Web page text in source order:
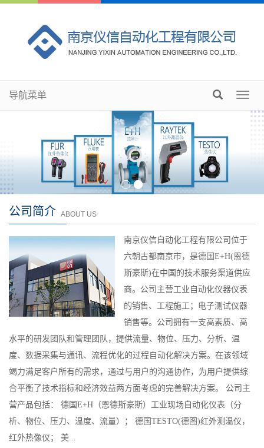
导航菜单
公司简介 ABOUT US
南京仪信自动化工程有限公司位于
六朝古都南京市，是德国E+H(恩德
斯豪斯)在中国的技术服务渠道供应
商。公司主营工业自动化仪器仪表
的销售、工程施工；电子测试仪器
销售等。公司拥有一支高素质、高
水平的研发团队和管理团队，提供流量、物位、压力、分析、温
度、数据采集与通讯、流程优化的过程自动化解决方案。在该领域
竭力满足客户所有的需求，通过与用户的沟通协作，为用户提供综
合平衡了技术指标和经济效益两方面考虑的完善解决方案。 公司主
营产品包括： 德国E+H（恩德斯豪斯）工业现场自动化仪表（分
析、物位、压力、温度、流量）； 德国TESTO(德图)红外测温仪，
红外热像仪； 美...